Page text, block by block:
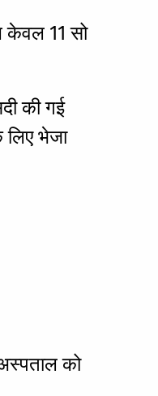
केवल 11 सो
की गई
लिए भेजा
को